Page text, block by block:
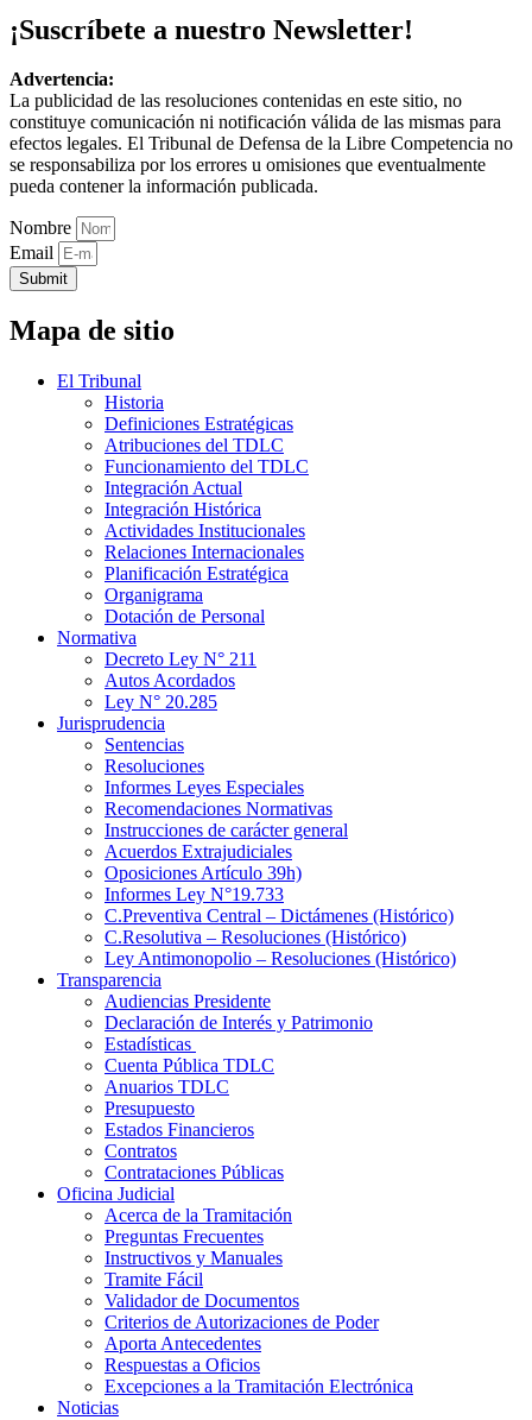
¡Suscríbete a nuestro Newsletter!
Advertencia:
La publicidad de las resoluciones contenidas en este sitio, no
constituye comunicación ni notificación válida de las mismas para
efectos legales. El Tribunal de Defensa de la Libre Competencia no
se responsabiliza por los errores u omisiones que eventualmente
pueda contener la información publicada.
Nombre
Email
Submit
Mapa de sitio
El Tribunal
Historia
Definiciones Estratégicas
Atribuciones del TDLC
Funcionamiento del TDLC
Integración Actual
Integración Histórica
Actividades Institucionales
Relaciones Internacionales
Planificación Estratégica
Organigrama
Dotación de Personal
Normativa
Decreto Ley N° 211
Autos Acordados
Ley N° 20.285
Jurisprudencia
Sentencias
Resoluciones
Informes Leyes Especiales
Recomendaciones Normativas
Instrucciones de carácter general
Acuerdos Extrajudiciales
Oposiciones Artículo 39h)
Informes Ley N°19.733
C.Preventiva Central – Dictámenes (Histórico)
C.Resolutiva – Resoluciones (Histórico)
Ley Antimonopolio – Resoluciones (Histórico)
Transparencia
Audiencias Presidente
Declaración de Interés y Patrimonio
Estadísticas
Cuenta Pública TDLC
Anuarios TDLC
Presupuesto
Estados Financieros
Contratos
Contrataciones Públicas
Oficina Judicial
Acerca de la Tramitación
Preguntas Frecuentes
Instructivos y Manuales
Tramite Fácil
Validador de Documentos
Criterios de Autorizaciones de Poder
Aporta Antecedentes
Respuestas a Oficios
Excepciones a la Tramitación Electrónica
Noticias